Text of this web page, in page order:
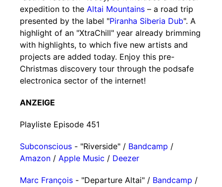
expedition to the Altai Mountains – a road trip
presented by the label "Piranha Siberia Dub". A
highlight of an "XtraChill" year already brimming
with highlights, to which five new artists and
projects are added today. Enjoy this pre-
Christmas discovery tour through the podsafe
electronica sector of the internet!
ANZEIGE
Playliste Episode 451
Subconscious - "Riverside" / Bandcamp /
Amazon / Apple Music / Deezer
Marc François - "Departure Altai" / Bandcamp /